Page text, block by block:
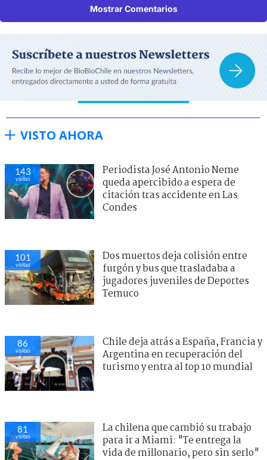
Mostrar Comentarios
VISTO AHORA
143
visitas
Periodista José Antonio Neme
queda apercibido a espera de
citación tras accidente en Las
Condes
101
visitas
Dos muertos deja colisión entre
furgón y bus que trasladaba a
jugadores juveniles de Deportes
Temuco
86
visitas
Chile deja atrás a España, Francia y
Argentina en recuperación del
turismo y entra al top 10 mundial
81
visitas
La chilena que cambió su trabajo
para ir a Miami: "Te entrega la
vida de millonario, pero sin serlo"